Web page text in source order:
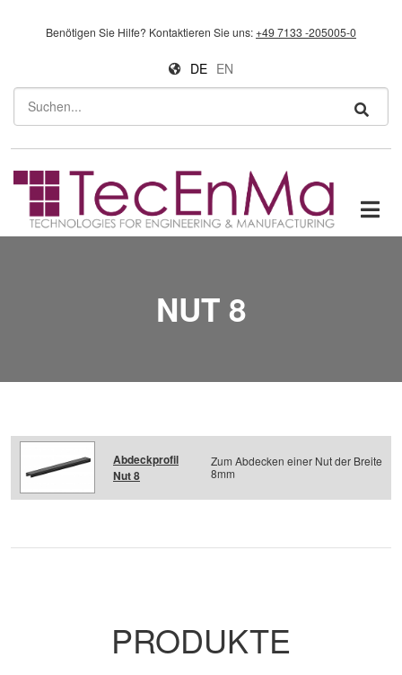
Benötigen Sie Hilfe? Kontaktieren Sie uns:+49 7133 -205005-0
DE EN
Suchen
NUT 8
Abdeckprofil
Nut 8
Zum Abdecken einer Nut der Breite
8mm
PRODUKTE